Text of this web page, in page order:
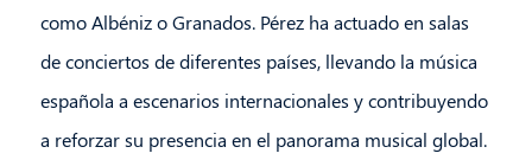
como Albéniz o Granados. Pérez ha actuado en salas
de conciertos de diferentes países, llevando la música
española a escenarios internacionales y contribuyendo
a reforzar su presencia en el panorama musical global.